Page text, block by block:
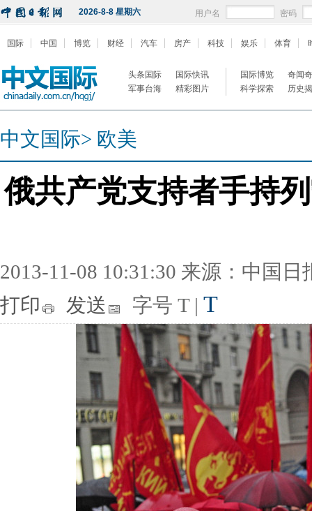
2026-8-8 星期六 用户名 密码
国际 中国 博览 财经 汽车 房产 科技 娱乐 体育
头条国际
国际快讯
军事台海
精彩图片
国际博览
奇闻
科学探索
历史
中文国际> 欧美
俄共产党支持者手持
2013-11-08 10:31:30 来源：中国日
打印
发送 字号 T | T